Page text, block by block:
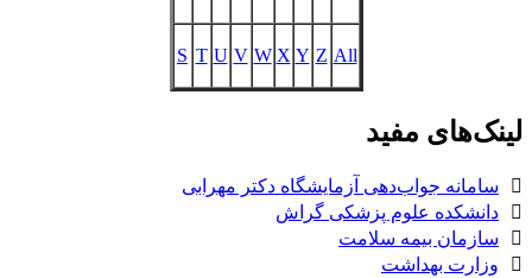
All
Z
Y
X
W
V
U
T
S
لینک‌های مفید
سامانه جواب‌دهی آزمایشگاه دکتر مهرابی
دانشکده علوم پزشکی گراش
سازمان بیمه سلامت
وزارت بهداشت